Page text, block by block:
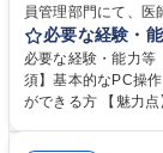
員管理部門にて、医
テム入力、電話・
営事務局業務などにも幅広
入力業務】 ・医師
・年会費の徴収管理
必要な経験・
必要な経験・能力等
須】基本的なPC操
ができる方 【魅力点】 ・年休120日以上に加え、9時～17時の「実働7時